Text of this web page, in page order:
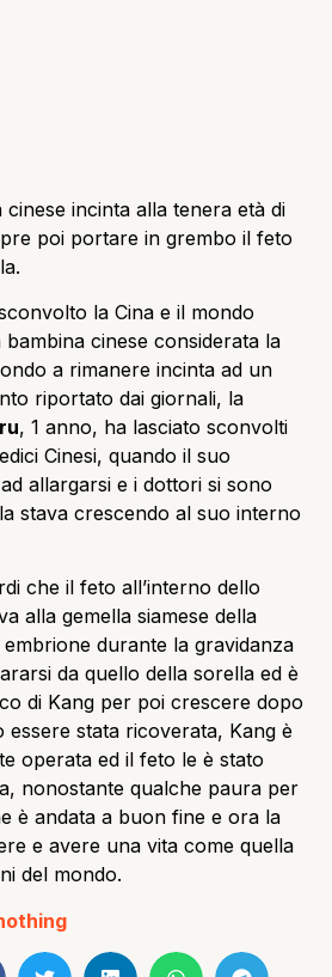
incinta alla tenera età di
poi portare in grembo il feto
la Cina e il mondo
cinese considerata la
a rimanere incinta ad un
riportato dai giornali, la
, 1 anno, ha lasciato sconvolti
Cinesi, quando il suo
allargarsi e i dottori si sono
stava crescendo al suo interno
che il feto all’interno dello
alla gemella siamese della
durante la gravidanza
da quello della sorella ed è
di Kang per poi crescere dopo
essere stata ricoverata, Kang è
operata ed il feto le è stato
nonostante qualche paura per
è andata a buon fine e ora la
e avere una vita come quella
del mondo.